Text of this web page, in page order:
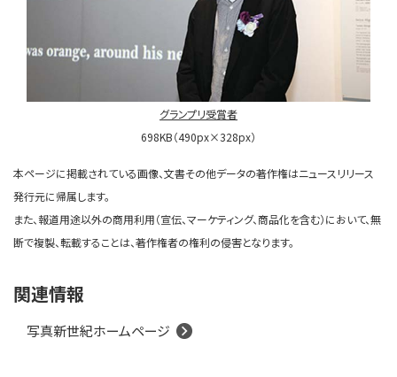
グランプリ受賞者
698KB（490px×328px）
本ページに掲載されている画像、文書その他データの著作権はニュースリリース
発行元に帰属します。
また、報道用途以外の商用利用（宣伝、マーケティング、商品化を含む）において、無
断で複製、転載することは、著作権者の権利の侵害となります。
関連情報
写真新世紀ホームページ